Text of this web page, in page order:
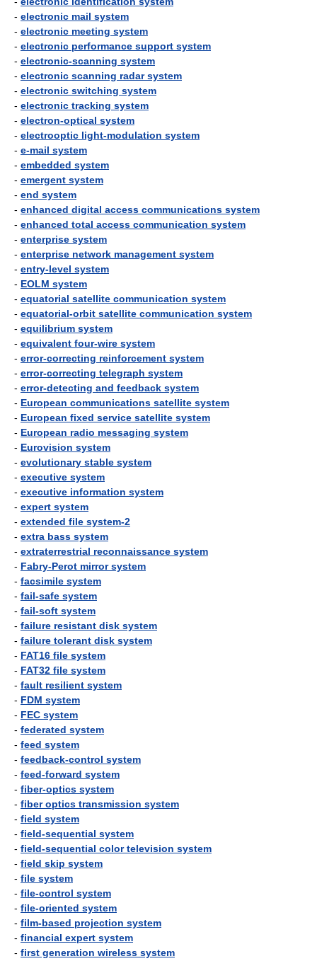
- electronic mail system
- electronic meeting system
- electronic performance support system
- electronic-scanning system
- electronic scanning radar system
- electronic switching system
- electronic tracking system
- electron-optical system
- electrooptic light-modulation system
- e-mail system
- embedded system
- emergent system
- end system
- enhanced digital access communications system
- enhanced total access communication system
- enterprise system
- enterprise network management system
- entry-level system
- EOLM system
- equatorial satellite communication system
- equatorial-orbit satellite communication system
- equilibrium system
- equivalent four-wire system
- error-correcting reinforcement system
- error-correcting telegraph system
- error-detecting and feedback system
- European communications satellite system
- European fixed service satellite system
- European radio messaging system
- Eurovision system
- evolutionary stable system
- executive system
- executive information system
- expert system
- extended file system-2
- extra bass system
- extraterrestrial reconnaissance system
- Fabry-Perot mirror system
- facsimile system
- fail-safe system
- fail-soft system
- failure resistant disk system
- failure tolerant disk system
- FAT16 file system
- FAT32 file system
- fault resilient system
- FDM system
- FEC system
- federated system
- feed system
- feedback-control system
- feed-forward system
- fiber-optics system
- fiber optics transmission system
- field system
- field-sequential system
- field-sequential color television system
- field skip system
- file system
- file-control system
- file-oriented system
- film-based projection system
- financial expert system
- first generation wireless system